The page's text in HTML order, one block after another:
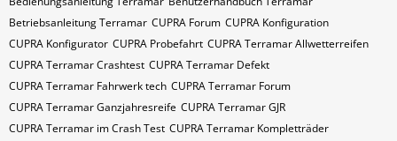
Betriebsanleitung Terramar CUPRA Forum CUPRA Konfiguration
CUPRA Konfigurator CUPRA Probefahrt CUPRA Terramar Allwetterreifen
CUPRA Terramar Crashtest CUPRA Terramar Defekt
CUPRA Terramar Fahrwerk tech CUPRA Terramar Forum
CUPRA Terramar Ganzjahresreife CUPRA Terramar GJR
CUPRA Terramar im Crash Test CUPRA Terramar Kompletträder